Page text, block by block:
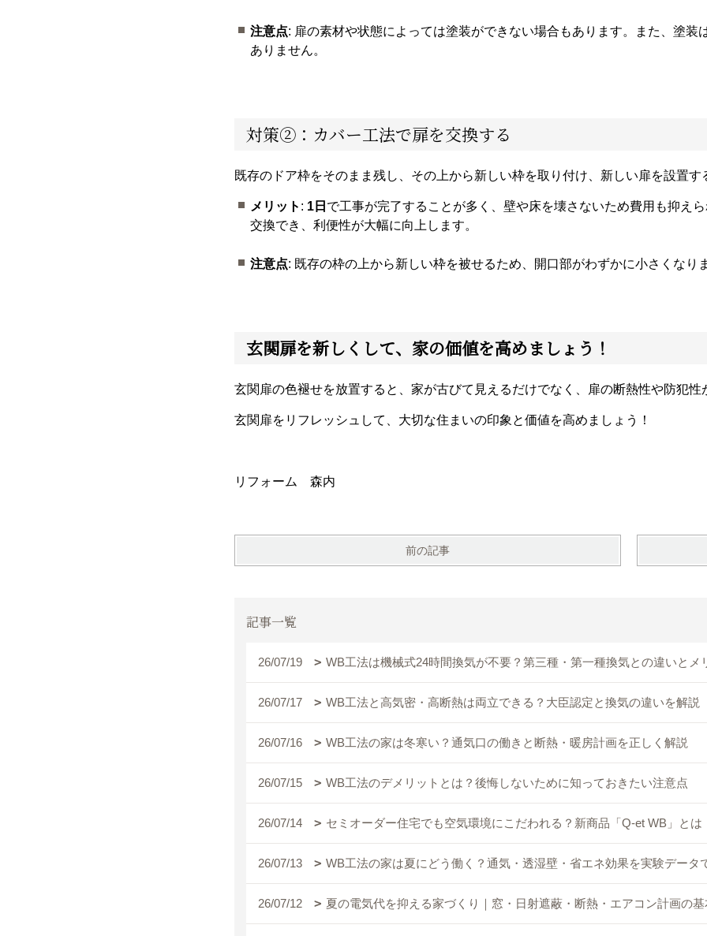
注意点: 扉の素材や状態によっては塗装ができない場合もあります。また、塗
ありません。
対策②：カバー工法で扉を交換する
既存のドア枠をそのまま残し、その上から新しい枠を取り付け、新しい扉を設置
メリット : 1日 で工事が完了することが多く、壁や床を壊さないため費用も抑え
交換でき、利便性が大幅に向上します。
注意点: 既存の枠の上から新しい枠を被せるため、開口部がわずかに小さくなり
玄関扉を新しくして、家の価値を高めましょう！
玄関扉の色褪せを放置すると、家が古びて見えるだけでなく、扉の断熱性や防犯
玄関扉をリフレッシュして、大切な住まいの印象と価値を高めましょう！
リフォーム 森内
前の記事
記事一覧
26/07/19 WB工法は機械式24時間換気が不要？第三種・第一種換気との違いとメ
26/07/17 WB工法と高気密・高断熱は両立できる？大臣認定と換気の違いを解説
26/07/16 WB工法の家は冬寒い？通気口の働きと断熱・暖房計画を正しく解説
26/07/15 WB工法のデメリットとは？後悔しないために知っておきたい注意点
26/07/14 セミオーダー住宅でも空気環境にこだわれる？新商品「Q-et WB」とは
26/07/13 WB工法の家は夏にどう働く？通気・透湿壁・省エネ効果を実験データ
26/07/12 夏の電気代を抑える家づくり｜窓・日射遮蔽・断熱・エアコン計画の基